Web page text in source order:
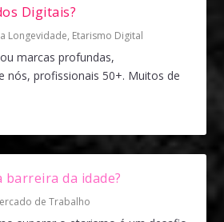
Digitais?
Longevidade, Etarismo Digital
marcas profundas,
nós, profissionais 50+. Muitos de
barreira da idade?
de Trabalho